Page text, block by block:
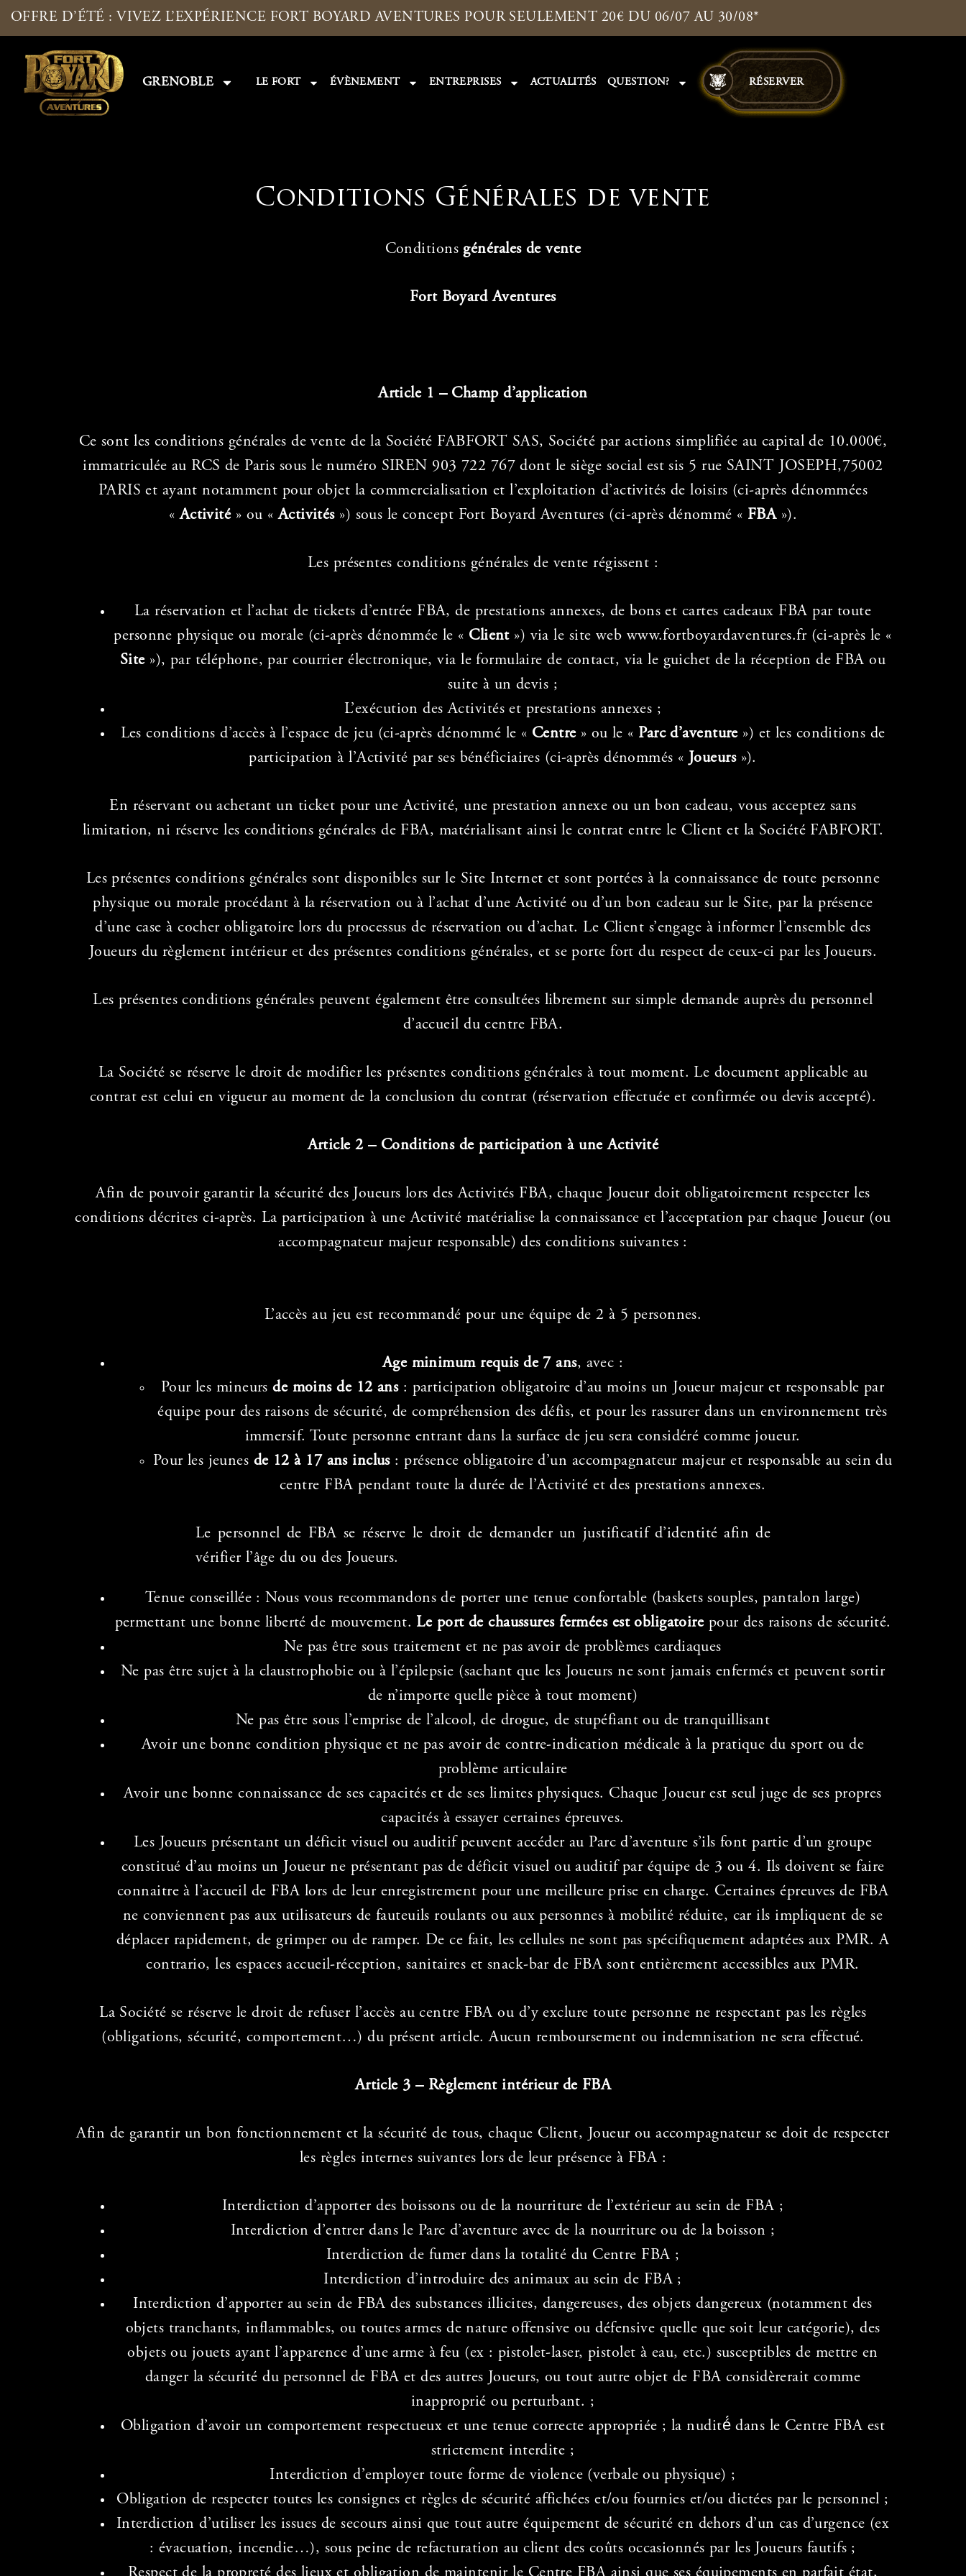
OFFRE D’ÉTÉ : VIVEZ L’EXPÉRIENCE FORT BOYARD AVENTURES POUR SEULEMENT 20€ DU 06/07 AU 30/08*
GRENOBLE LE FORT ÉVÈNEMENT ENTREPRISES ACTUALITÉS QUESTION? RÉSERVER
Conditions Générales de vente
Conditions générales de vente
Fort Boyard Aventures
Article 1 – Champ d’application
Ce sont les conditions générales de vente de la Société FABFORT SAS, Société par actions simplifiée au capital de 10.000€,
immatriculée au RCS de Paris sous le numéro SIREN 903 722 767 dont le siège social est sis 5 rue SAINT JOSEPH,75002
PARIS et ayant notamment pour objet la commercialisation et l’exploitation d’activités de loisirs (ci-après dénommées
«Activité» ou «Activités») sous le concept Fort Boyard Aventures (ci-après dénommé « FBA»).
Les présentes conditions générales de vente régissent :
La réservation et l’achat de tickets d’entrée FBA, de prestations annexes, de bons et cartes cadeaux FBA par toute
personne physique ou morale (ci-après dénommée le « Client») via le site web www.fortboyardaventures.fr (ci-après le «
Site»), par téléphone, par courrier électronique, via le formulaire de contact, via le guichet de la réception de FBA ou
suite à un devis ;
L’exécution des Activités et prestations annexes ;
Les conditions d’accès à l’espace de jeu (ci-après dénommé le « Centre» ou le « Parc d’aventure») et les conditions de
participation à l’Activité par ses bénéficiaires (ci-après dénommés « Joueurs»).
En réservant ou achetant un ticket pour une Activité, une prestation annexe ou un bon cadeau, vous acceptez sans
limitation, ni réserve les conditions générales de FBA, matérialisant ainsi le contrat entre le Client et la Société FABFORT.
Les présentes conditions générales sont disponibles sur le Site Internet et sont portées à la connaissance de toute personne
physique ou morale procédant à la réservation ou à l’achat d’une Activité ou d’un bon cadeau sur le Site, par la présence
d’une case à cocher obligatoire lors du processus de réservation ou d’achat. Le Client s’engage à informer l’ensemble des
Joueurs du règlement intérieur et des présentes conditions générales, et se porte fort du respect de ceux-ci par les Joueurs.
Les présentes conditions générales peuvent également être consultées librement sur simple demande auprès du personnel
d’accueil du centre FBA.
La Société se réserve le droit de modifier les présentes conditions générales à tout moment. Le document applicable au
contrat est celui en vigueur au moment de la conclusion du contrat (réservation effectuée et confirmée ou devis accepté).
Article 2 – Conditions de participation à une Activité
Afin de pouvoir garantir la sécurité des Joueurs lors des Activités FBA, chaque Joueur doit obligatoirement respecter les
conditions décrites ci-après. La participation à une Activité matérialise la connaissance et l’acceptation par chaque Joueur (ou
accompagnateur majeur responsable) des conditions suivantes :
L’accès au jeu est recommandé pour une équipe de 2 à 5 personnes.
Age minimum requis de 7 ans, avec :
Pour les mineursde moins de 12 ans: participation obligatoire d’au moins un Joueur majeur et responsable par
équipe pour des raisons de sécurité, de compréhension des défis, et pour les rassurer dans un environnement très
immersif. Toute personne entrant dans la surface de jeu sera considéré comme joueur.
Pour les jeunes de 12 à 17 ans inclus: présence obligatoire d’un accompagnateur majeur et responsable au sein du
centre FBA pendant toute la durée de l’Activité et des prestations annexes.
Le personnel de FBA se réserve le droit de demander un justificatif d’identité afin de
vérifier l’âge du ou des Joueurs.
Tenue conseillée : Nous vous recommandons de porter une tenue confortable (baskets souples, pantalon large)
permettant une bonne liberté de mouvement. Le port de chaussures fermées est obligatoirepour des raisons de sécurité.
Ne pas être sous traitement et ne pas avoir de problèmes cardiaques
Ne pas être sujet à la claustrophobie ou à l’épilepsie (sachant que les Joueurs ne sont jamais enfermés et peuvent sortir
de n’importe quelle pièce à tout moment)
Ne pas être sous l’emprise de l’alcool, de drogue, de stupéfiant ou de tranquillisant
Avoir une bonne condition physique et ne pas avoir de contre-indication médicale à la pratique du sport ou de
problème articulaire
Avoir une bonne connaissance de ses capacités et de ses limites physiques. Chaque Joueur est seul juge de ses propres
capacités à essayer certaines épreuves.
Les Joueurs présentant un déficit visuel ou auditif peuvent accéder au Parc d’aventure s’ils font partie d’un groupe
constitué d’au moins un Joueur ne présentant pas de déficit visuel ou auditif par équipe de 3 ou 4. Ils doivent se faire
connaitre à l’accueil de FBA lors de leur enregistrement pour une meilleure prise en charge. Certaines épreuves de FBA
ne conviennent pas aux utilisateurs de fauteuils roulants ou aux personnes à mobilité réduite, car ils impliquent de se
déplacer rapidement, de grimper ou de ramper. De ce fait, les cellules ne sont pas spécifiquement adaptées aux PMR. A
contrario, les espaces accueil-réception, sanitaires et snack-bar de FBA sont entièrement accessibles aux PMR.
La Société se réserve le droit de refuser l’accès au centre FBA ou d’y exclure toute personne ne respectant pas les règles
(obligations, sécurité, comportement…) du présent article. Aucun remboursement ou indemnisation ne sera effectué.
Article 3 – Règlement intérieur de FBA
Afin de garantir un bon fonctionnement et la sécurité de tous, chaque Client, Joueur ou accompagnateur se doit de respecter
les règles internes suivantes lors de leur présence à FBA :
Interdiction d’apporter des boissons ou de la nourriture de l’extérieur au sein de FBA ;
Interdiction d’entrer dans le Parc d’aventure avec de la nourriture ou de la boisson ;
Interdiction de fumer dans la totalité du Centre FBA ;
Interdiction d’introduire des animaux au sein de FBA ;
Interdiction d’apporter au sein de FBA des substances illicites, dangereuses, des objets dangereux (notamment des
objets tranchants, inflammables, ou toutes armes de nature offensive ou défensive quelle que soit leur catégorie), des
objets ou jouets ayant l’apparence d’une arme à feu (ex : pistolet-laser, pistolet à eau, etc.) susceptibles de mettre en
danger la sécurité du personnel de FBA et des autres Joueurs, ou tout autre objet de FBA considèrerait comme
inapproprié ou perturbant. ;
Obligation d’avoir un comportement respectueux et une tenue correcte appropriée ; la nudité́ dans le Centre FBA est
strictement interdite ;
Interdiction d’employer toute forme de violence (verbale ou physique) ;
Obligation de respecter toutes les consignes et règles de sécurité affichées et/ou fournies et/ou dictées par le personnel ;
Interdiction d’utiliser les issues de secours ainsi que tout autre équipement de sécurité en dehors d’un cas d’urgence (ex
: évacuation, incendie…), sous peine de refacturation au client des coûts occasionnés par les Joueurs fautifs ;